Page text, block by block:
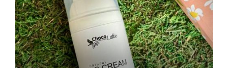
прекрасно выравнивает тон,...